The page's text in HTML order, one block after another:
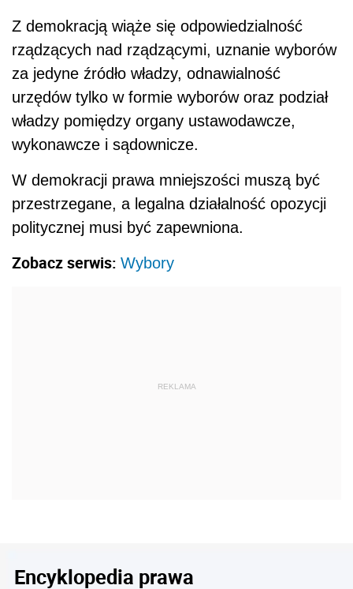
Z demokracją wiąże się odpowiedzialność
rządzących nad rządzącymi, uznanie wyborów
za jedyne źródło władzy, odnawialność
urzędów tylko w formie wyborów oraz podział
władzy pomiędzy organy ustawodawcze,
wykonawcze i sądownicze.
W demokracji prawa mniejszości muszą być
przestrzegane, a legalna działalność opozycji
politycznej musi być zapewniona.
Zobacz serwis: Wybory
REKLAMA
Encyklopedia prawa